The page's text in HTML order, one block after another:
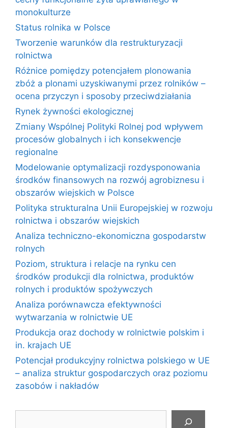
monokulturze
Status rolnika w Polsce
Tworzenie warunków dla restrukturyzacji
rolnictwa
Różnice pomiędzy potencjałem plonowania
zbóż a plonami uzyskiwanymi przez rolników –
ocena przyczyn i sposoby przeciwdziałania
Rynek żywności ekologicznej
Zmiany Wspólnej Polityki Rolnej pod wpływem
procesów globalnych i ich konsekwencje
regionalne
Modelowanie optymalizacji rozdysponowania
środków finansowych na rozwój agrobiznesu i
obszarów wiejskich w Polsce
Polityka strukturalna Unii Europejskiej w rozwoju
rolnictwa i obszarów wiejskich
Analiza techniczno-ekonomiczna gospodarstw
rolnych
Poziom, struktura i relacje na rynku cen
środków produkcji dla rolnictwa, produktów
rolnych i produktów spożywczych
Analiza porównawcza efektywności
wytwarzania w rolnictwie UE
Produkcja oraz dochody w rolnictwie polskim i
in. krajach UE
Potencjał produkcyjny rolnictwa polskiego w UE
– analiza struktur gospodarczych oraz poziomu
zasobów i nakładów